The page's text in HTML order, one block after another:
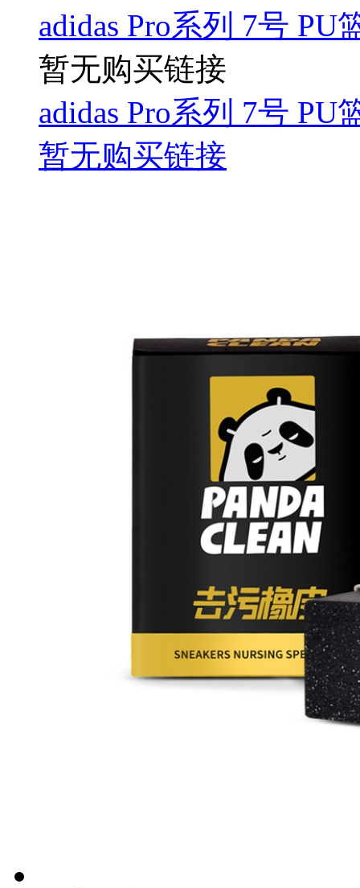
adidas Pro系列 7号 PU
暂无购买链接
adidas Pro系列 7号 PU
暂无购买链接